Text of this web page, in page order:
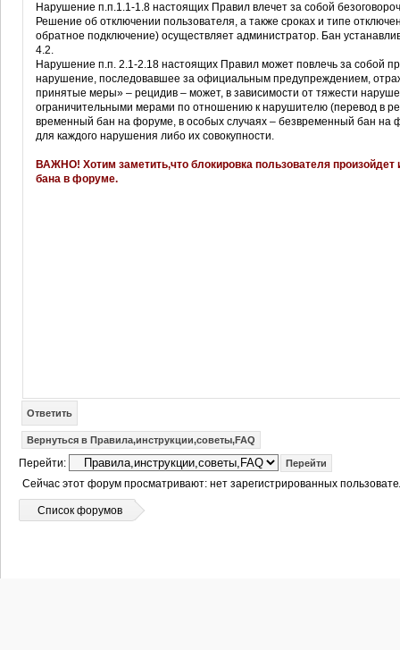
Нарушение п.п.1.1-1.8 настоящих Правил влечет за собой
Решение об отключении пользователя, а также сроках и типе
обратное подключение) осуществляет администратор. Бан
4.2.
Нарушение п.п. 2.1-2.18 настоящих Правил может повлечь за собой
нарушение, последовавшее за официальным предупреждением,
принятые меры» – рецидив – может, в зависимости от тяжести
ограничительными мерами по отношению к нарушителю (перевод в
временный бан на форуме, в особых случаях – безвременный бан на
для каждого нарушения либо их совокупности.
ВАЖНО! Хотим заметить,что блокировка пользователя
бана в форуме.
Ответить
Вернуться в Правила,инструкции,советы,FAQ
Перейти:
Сейчас этот форум просматривают: нет зарегистрированных
Список форумов